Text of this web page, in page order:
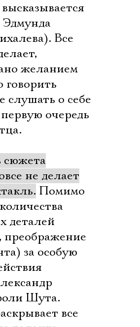
Все
желанием
говорить
слушать о себе
очередь
сюжета
не делает
Помимо
деталей
преображение
за особую
Шута.
все